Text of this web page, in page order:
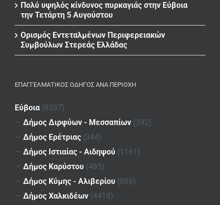
Πολύ υψηλός κίνδυνος πυρκαγιάς στην Εύβοια
την Τετάρτη 5 Αυγούστου
Ορισμός Εντεταλμένων Περιφερειακών
Συμβούλων Στερεάς Ελλάδας
ΕΠΑΓΓΕΛΜΑΤΙΚΌΣ ΟΔΗΓΌΣ ΑΝΆ ΠΕΡΙΟΧΉ
Εύβοια (8337)
— Δήμος Διρφύων - Μεσσαπίων (392)
— Δήμος Ερέτριας (344)
— Δήμος Ιστιαίας - Αιδηψού (1161)
— Δήμος Καρύστου (485)
— Δήμος Κύμης - Αλιβερίου (886)
— Δήμος Χαλκιδέων (4418)